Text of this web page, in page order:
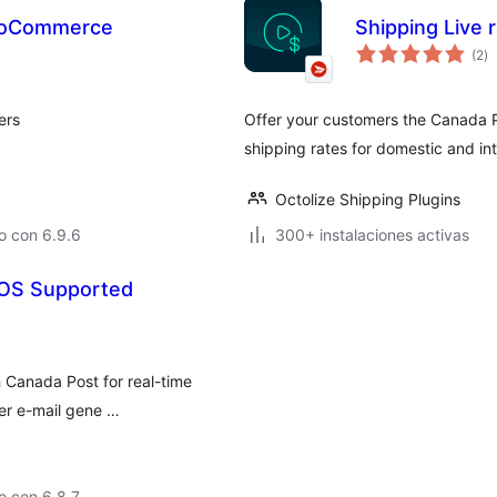
con 6.9.6
Shipping Live
(2de
)
Offer your customers the Canada
shipping rates for domestic and
Octolize Shipping Plugins
300+ instalaciones activas
Supported
Post for real-time
e-mail gene …